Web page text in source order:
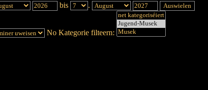
bis .
No Kategorie filteern: